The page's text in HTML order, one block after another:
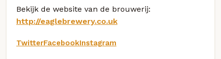
Bekijk de website van de brouwerij:
http://eaglebrewery.co.uk
TwitterFacebookInstagram